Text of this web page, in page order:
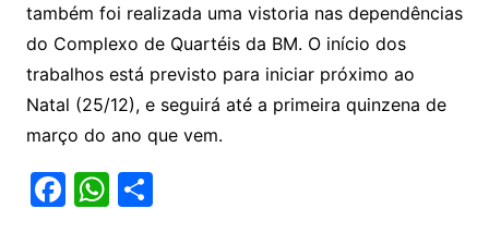
também foi realizada uma vistoria nas dependências
do Complexo de Quartéis da BM. O início dos
trabalhos está previsto para iniciar próximo ao
Natal (25/12), e seguirá até a primeira quinzena de
março do ano que vem.
F W S